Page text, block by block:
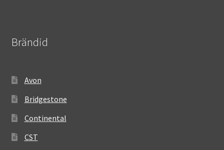
Brändid
Avon
Bridgestone
Continental
CST